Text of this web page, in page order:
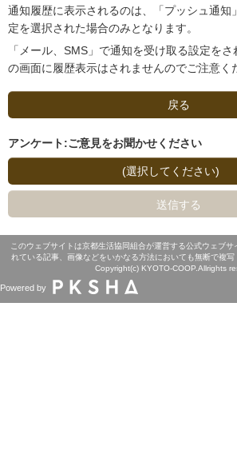
通知履歴に表示されるのは、「プッシュ通知
定を選択された場合のみとなります。
「メール、SMS」で通知を受け取る設定を
の画面に履歴表示はされませんのでご注意く
戻る
アンケート:ご意見をお聞かせください
(選択してください)
送信する
このウェブサイトは京都生活協同組合が運営する公式ウェブ
れている記事、画像などをいかなる方法においても無断で複写
Copyright(c) KYOTO-COOP.Allrights
Powered by